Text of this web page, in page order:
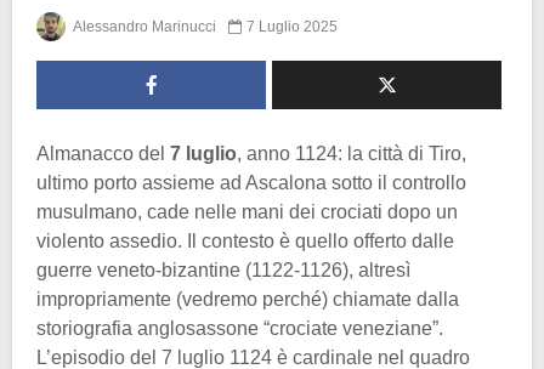
Alessandro Marinucci 7 Luglio 2025
Almanacco del 7 luglio, anno 1124: la città di Tiro,
ultimo porto assieme ad Ascalona sotto il controllo
musulmano, cade nelle mani dei crociati dopo un
violento assedio. Il contesto è quello offerto dalle
guerre veneto-bizantine (1122-1126), altresì
impropriamente (vedremo perché) chiamate dalla
storiografia anglosassone “crociate veneziane”.
L’episodio del 7 luglio 1124 è cardinale nel quadro